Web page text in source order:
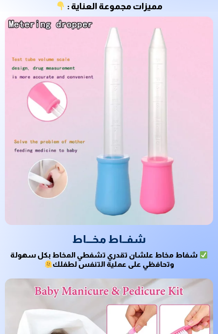
مميزات مجموعة العناية :
شفــاط مخـــاط
شفاط مخاط علشان تقدري تشفطي المخاط بكل سهولة
وتحافظي على عملية التنفس لطفلك